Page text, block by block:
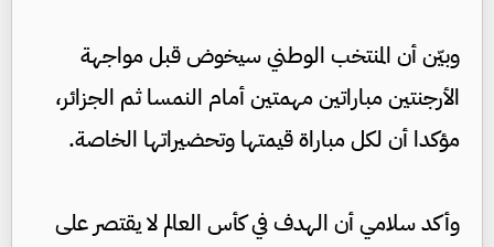
وبيّن أن المنتخب الوطني سيخوض قبل مواجهة
الأرجنتين مباراتين مهمتين أمام النمسا ثم الجزائر،
مؤكدا أن لكل مباراة قيمتها وتحضيراتها الخاصة.
وأكد سلامي أن الهدف في كأس العالم لا يقتصر على